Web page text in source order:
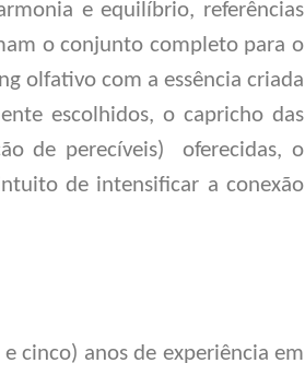
e equilíbrio, referências
o conjunto completo para o
olfativo com a essência criada
escolhidos, o capricho das
de perecíveis)
oferecidas, o
de intensificar a conexão
cinco) anos de experiência em